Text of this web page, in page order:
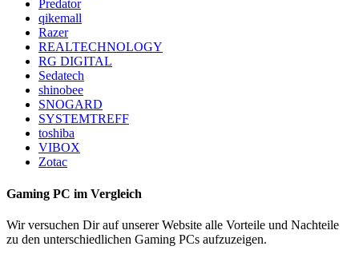
Predator
qikemall
Razer
REALTECHNOLOGY
RG DIGITAL
Sedatech
shinobee
SNOGARD
SYSTEMTREFF
toshiba
VIBOX
Zotac
Gaming PC im Vergleich
Wir versuchen Dir auf unserer Website alle Vorteile und Nachteile
zu den unterschiedlichen Gaming PCs aufzuzeigen.